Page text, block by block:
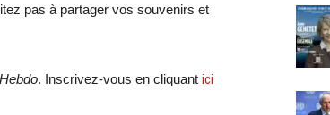
pas à partager vos souvenirs et
. Inscrivez-vous en cliquant ici